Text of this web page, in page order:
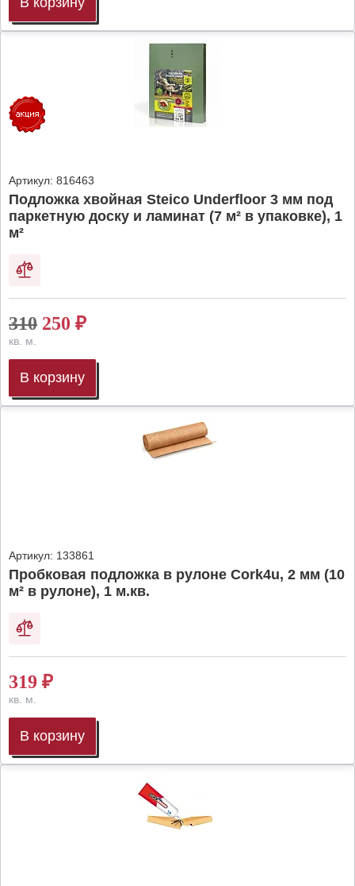
Артикул: 816463
Подложка хвойная Steico Underfloor 3 мм под
паркетную доску и ламинат (7 м² в упаковке), 1
м²
310 250 ₽
кв. м.
В корзину
Артикул: 133861
Пробковая подложка в рулоне Cork4u, 2 мм (10
м² в рулоне), 1 м.кв.
319 ₽
кв. м.
В корзину